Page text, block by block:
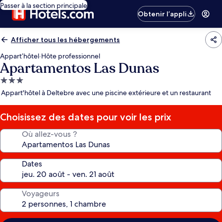
Passer à la section principale
Obtenir l’appli
Afficher tous les hébergements
Appart’hôtel·Hôte professionnel
Apartamentos Las Dunas
Hébergement
3.0 étoiles
Appart'hôtel à Deltebre avec une piscine extérieure et un restaurant
Choisissez des dates pour voir les prix
Où allez-vous ?
Dates
Voyageurs